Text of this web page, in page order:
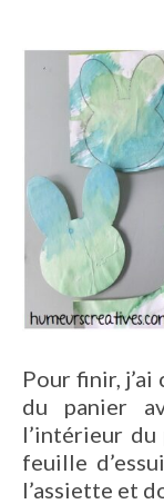
Pour finir,
du panier
l’intérieur du
feuille
l’assiette et